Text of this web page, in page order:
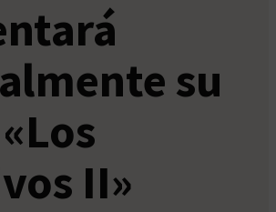
su
II»